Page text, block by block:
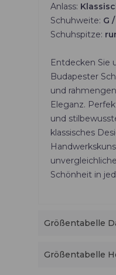
Anlass:
Schuhweite: G
Schuhspitze:
Entdecken Sie
Budapester
und
Eleganz.
und
klassisches
Schönheit in
Größentabelle
Größentabelle